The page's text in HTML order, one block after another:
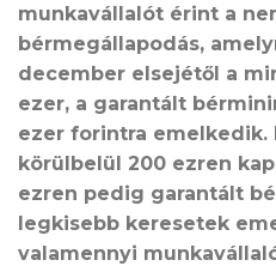
munkavállalót érint a
bérmegállapodás,
december elsejétől a
ezer, a garantált
ezer forintra emelkedik.
körülbelül 200 ezren
ezren pedig garantált
legkisebb keresetek
valamennyi